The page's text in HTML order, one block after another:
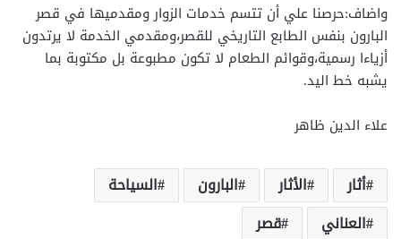
واضاف:حرصنا علي أن تتسم خدمات الزوار ومقدميها في قصر
البارون بنفس الطابع التاريخي للقصر،ومقدمي الخدمة لا يرتدون
أزياءا رسمية،وقوائم الطعام لا تكون مطبوعة بل مكتوبة بما
يشبه خط اليد.
علاء الدين ظاهر
أثار الأثار البارون
السياحة
العناني
قصر